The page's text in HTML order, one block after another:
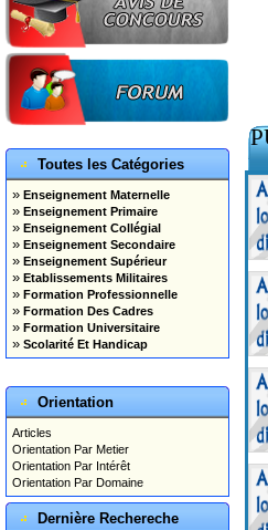
Toutes les Catégories
» Enseignement Maternelle
» Enseignement Primaire
» Enseignement Collégial
» Enseignement Secondaire
» Enseignement Supérieur
» Etablissements Militaires
» Formation Professionnelle
» Formation Des Cadres
» Formation Universitaire
» Scolarité Et Handicap
Orientation
Articles
Orientation Par Metier
Orientation Par Intérêt
Orientation Par Domaine
Dernière Rechereche